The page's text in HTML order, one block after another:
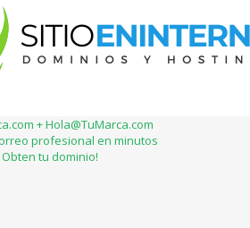
+ Hola@TuMarca.com
profesional en minutos
Obten tu dominio!